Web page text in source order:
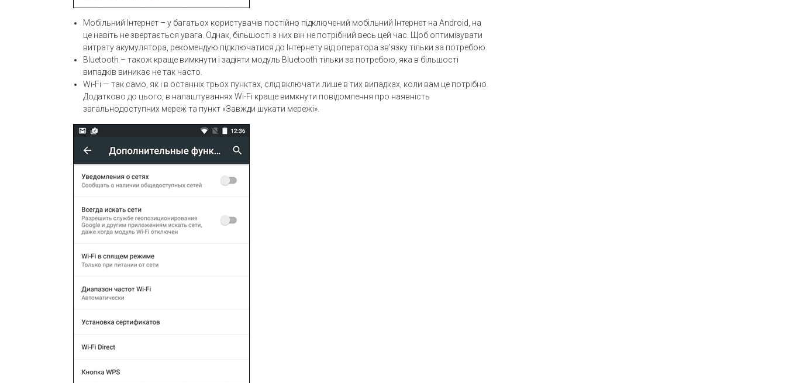
Мобільний Інтернет – у багатьох користувачів постійно підключений мобільний Інтернет на Android, на
це навіть не звертається увага. Однак, більшості з них він не потрібний весь цей час. Щоб оптимізувати
витрату акумулятора, рекомендую підключатися до Інтернету від оператора зв’язку тільки за потребою.
Bluetooth – також краще вимкнути і задіяти модуль Bluetooth тільки за потребою, яка в більшості
випадків виникає не так часто.
Wi-Fi — так само, як і в останніх трьох пунктах, слід включати лише в тих випадках, коли вам це потрібно.
Додатково до цього, в налаштуваннях Wi-Fi краще вимкнути повідомлення про наявність
загальнодоступних мереж та пункт «Завжди шукати мережі».